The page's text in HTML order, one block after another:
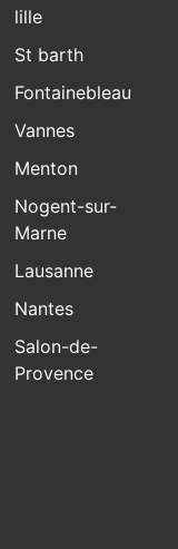
lille
St barth
Fontainebleau
Vannes
Menton
Nogent-sur-
Marne
Lausanne
Nantes
Salon-de-
Provence